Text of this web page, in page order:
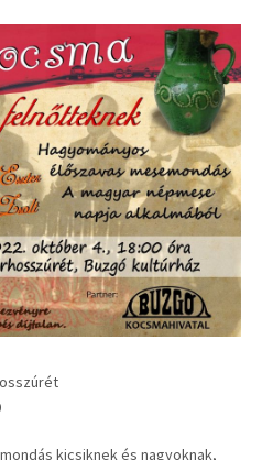
kicsiknek és nagyoknak,